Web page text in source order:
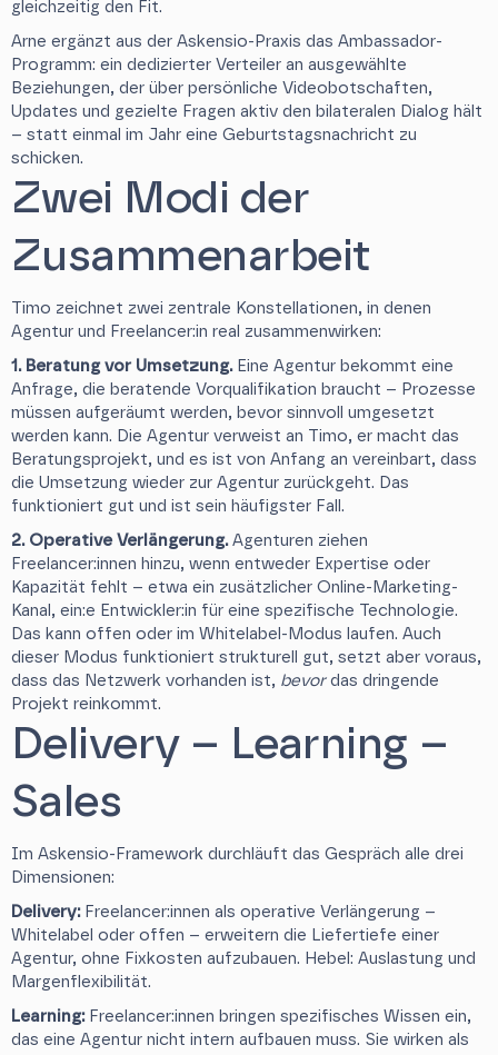
gleichzeitig den Fit.
Arne ergänzt aus der Askensio-Praxis das Ambassador-
Programm: ein dedizierter Verteiler an ausgewählte
Beziehungen, der über persönliche Videobotschaften,
Updates und gezielte Fragen aktiv den bilateralen Dialog hält
– statt einmal im Jahr eine Geburtstagsnachricht zu
schicken.
Zwei Modi der
Zusammenarbeit
Timo zeichnet zwei zentrale Konstellationen, in denen
Agentur und Freelancer:in real zusammenwirken:
1. Beratung vor Umsetzung.Eine Agentur bekommt eine
Anfrage, die beratende Vorqualifikation braucht – Prozesse
müssen aufgeräumt werden, bevor sinnvoll umgesetzt
werden kann. Die Agentur verweist an Timo, er macht das
Beratungsprojekt, und es ist von Anfang an vereinbart, dass
die Umsetzung wieder zur Agentur zurückgeht. Das
funktioniert gut und ist sein häufigster Fall.
2. Operative Verlängerung.Agenturen ziehen
Freelancer:innen hinzu, wenn entweder Expertise oder
Kapazität fehlt – etwa ein zusätzlicher Online-Marketing-
Kanal, ein:e Entwickler:in für eine spezifische Technologie.
Das kann offen oder im Whitelabel-Modus laufen. Auch
dieser Modus funktioniert strukturell gut, setzt aber voraus,
dass das Netzwerk vorhanden ist, bevordas dringende
Projekt reinkommt.
Delivery – Learning –
Sales
Im Askensio-Framework durchläuft das Gespräch alle drei
Dimensionen:
Delivery:Freelancer:innen als operative Verlängerung –
Whitelabel oder offen – erweitern die Liefertiefe einer
Agentur, ohne Fixkosten aufzubauen. Hebel: Auslastung und
Margenflexibilität.
Learning:Freelancer:innen bringen spezifisches Wissen ein,
das eine Agentur nicht intern aufbauen muss. Sie wirken als